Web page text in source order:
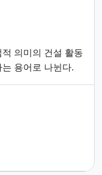
의미의 건설 활동
용어로 나뉜다.